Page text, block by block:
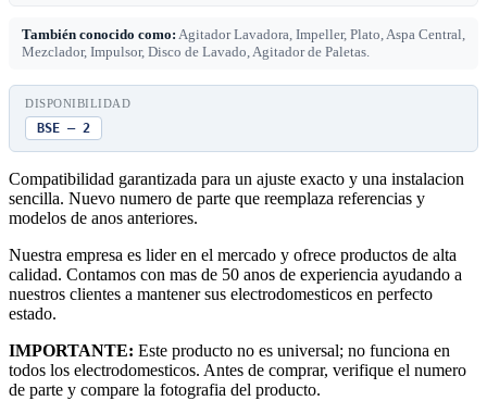
También conocido como: Agitador Lavadora, Impeller, Plato, Aspa Central,
Mezclador, Impulsor, Disco de Lavado, Agitador de Paletas.
DISPONIBILIDAD
BSE — 2
Compatibilidad garantizada para un ajuste exacto y una instalacion
sencilla. Nuevo numero de parte que reemplaza referencias y
modelos de anos anteriores.
Nuestra empresa es lider en el mercado y ofrece productos de alta
calidad. Contamos con mas de 50 anos de experiencia ayudando a
nuestros clientes a mantener sus electrodomesticos en perfecto
estado.
IMPORTANTE: Este producto no es universal; no funciona en
todos los electrodomesticos. Antes de comprar, verifique el numero
de parte y compare la fotografia del producto.